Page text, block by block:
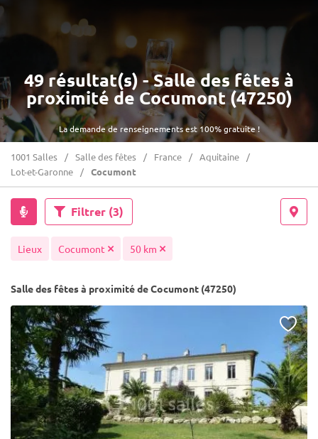
La demande de renseignements est 100% gratuite !
49 résultat(s) - Salle des fêtes à
proximité de Cocumont (47250)
1001 Salles Salle des fêtes France
Aquitaine
Lot-et-Garonne
Cocumont
Filtrer (3)
Lieux Cocumont 50 km
Salle des fêtes à proximité de Cocumont (47250)